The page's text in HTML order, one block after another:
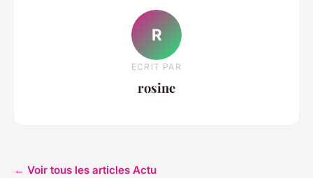
R
ECRIT PAR
rosine
← Voir tous les articles Actu